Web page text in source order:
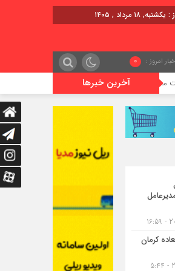
۱۸ مرداد , ۱۴۰۵
امروز : 0
آخرین خبرها
آهن آذربایجان غربی منصوب شد
کرمان